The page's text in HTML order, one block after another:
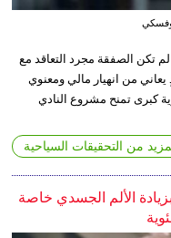
تكن الصفقة مجرد التعاقد مع
من انهيار مالي ومعنوي
كبرى تمنح مشروع النادي
من التحقيقات السياحية
الألم الجسدي خاصة